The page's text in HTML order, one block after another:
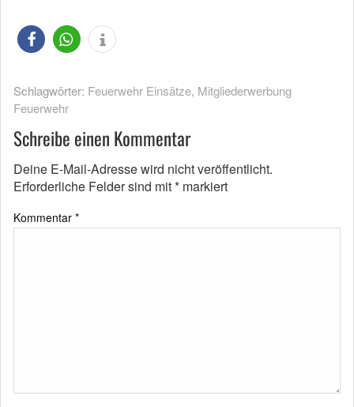
Schlagwörter: Feuerwehr Einsätze, Mitgliederwerbung
Feuerwehr
Schreibe einen Kommentar
Deine E-Mail-Adresse wird nicht veröffentlicht.
Erforderliche Felder sind mit* markiert
Kommentar *